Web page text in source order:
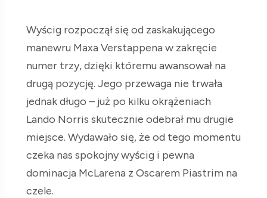
Wyścig rozpoczął się od zaskakującego
manewru Maxa Verstappena w zakręcie
numer trzy, dzięki któremu awansował na
drugą pozycję. Jego przewaga nie trwała
jednak długo – już po kilku okrążeniach
Lando Norris skutecznie odebrał mu drugie
miejsce. Wydawało się, że od tego momentu
czeka nas spokojny wyścig i pewna
dominacja McLarena z Oscarem Piastrim na
czele.